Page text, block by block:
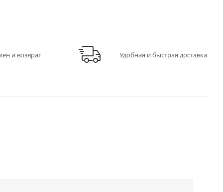
и возврат Удобная и быстрая доставка